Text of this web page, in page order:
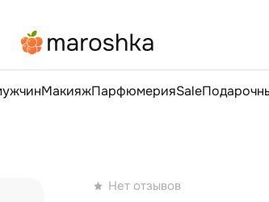
МакияжПарфюмерияSale
Нет отзывов